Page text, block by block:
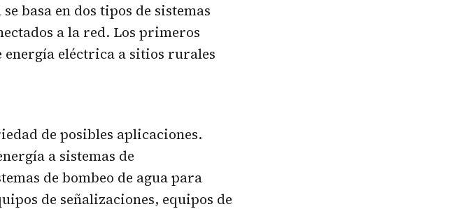
se basa en dos tipos de sistemas
a la red. Los primeros
eléctrica a sitios rurales
de posibles aplicaciones.
a sistemas de
de bombeo de agua para
de señalizaciones, equipos de